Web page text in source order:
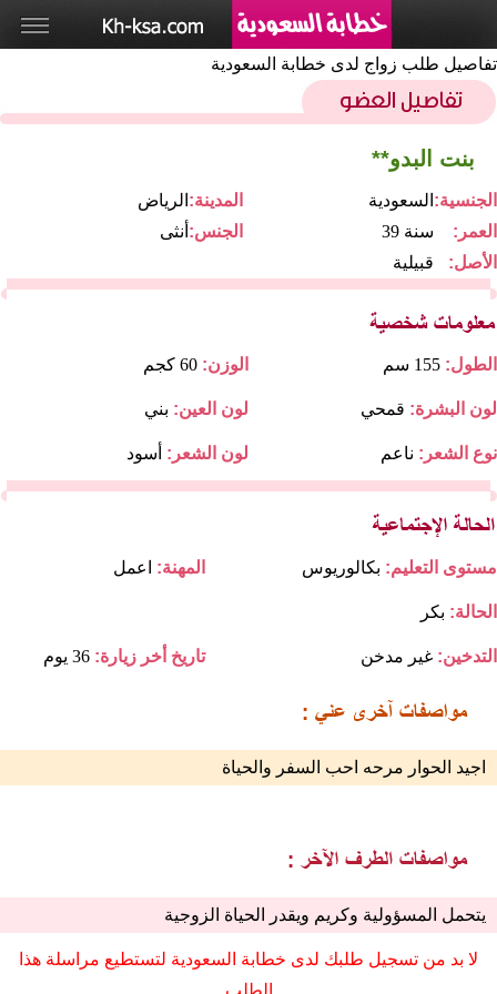
تفاصيل طلب زواج لدى خطابة السعودية
بنت البدو**
الرياض المدينة: السعودية الجنسية:
أنثى الجنس: 39 سنة
العمر:
قبيلية
الأصل:
الوزن: 60 كجم الطول: 155 سم
لون العين: بني لون البشرة: قمحي
لون الشعر: أسود نوع الشعر: ناعم
المهنة: اعمل مستوى التعليم: بكالوريوس
الحالة: بكر
تاريخ أخر زيارة: 36 يوم التدخين: غير مدخن
اجيد الحوار مرحه احب السفر والحياة
يتحمل المسؤولية وكريم ويقدر الحياة الزوجية
لا بد من تسجيل طلبك لدى خطابة السعودية لتستطيع مراسلة هذا
الطلب